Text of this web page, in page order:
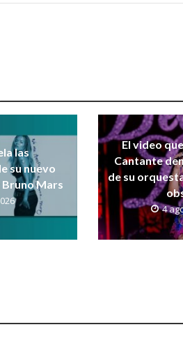
las
su nuevo
Bruno Mars
El video
Cantante
de su
4